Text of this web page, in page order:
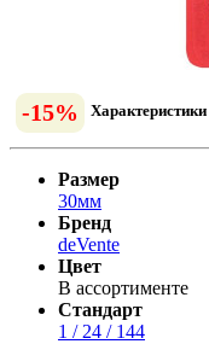
-15% Характеристики
Размер
30мм
Бренд
deVente
Цвет
В ассортименте
Стандарт
1 / 24 / 144